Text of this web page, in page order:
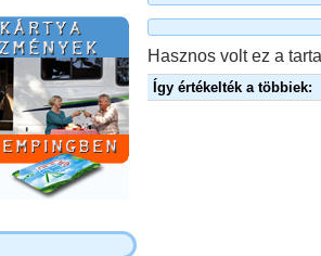
Hasznos volt ez a
Így értékelték a többiek: